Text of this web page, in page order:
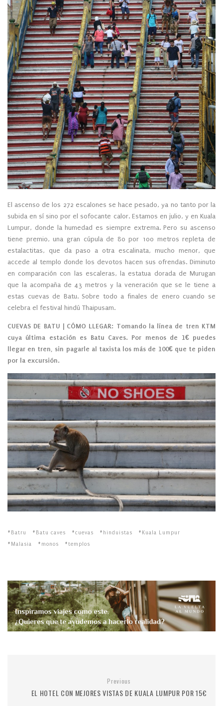
El ascenso de los 272 escalones se hace pesado, ya no tanto por la
subida en sí sino por el sofocante calor. Estamos en julio, y en Kuala
Lumpur, donde la humedad es siempre extrema. Pero su ascenso
tiene premio, una gran cúpula de 80 por 100 metros repleta de
estalactitas, que da paso a otra escalinata, mucho menor, que
accede al templo donde los devotos hacen sus ofrendas. Diminuto
en comparación con las escaleras, la estatua dorada de Murugan
que la acompaña de 43 metros y la veneración que se le tiene a
estas cuevas de Batu. Sobre todo a finales de enero cuando se
celebra el festival hindú Thaipusam.
CUEVAS DE BATU | CÓMO LLEGAR: Tomando la línea de tren KTM
cuya última estación es Batu Caves. Por menos de 1€ puedes
llegar en tren, sin pagarle al taxista los más de 100€ que te piden
por la excursión.
Batru Batu caves cuevas hinduistas
Kuala Lumpur
Malasia
monos templos
Previous
EL HOTEL CON MEJORES VISTAS DE KUALA LUMPUR POR 15€